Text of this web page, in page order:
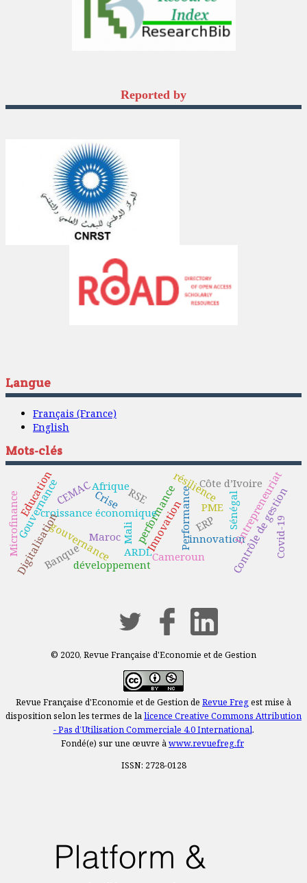
Reported by
Langue
Français (France)
English
Mots-clés
Maroc performance PME
croissance économique Performance
Mali Innovation innovation
Gouvernance
gouvernance Contrôle de gestion
Entrepreneuriat
Sénégal
ARDL
RSE
Covid-19
Cameroun
Crise
Banque
Afrique
Digitalisation
Microfinance
Côte d’Ivoire
résilience
CEMAC
Education
développement
ERP
© 2020, Revue Française d'Economie et de Gestion
Revue Française d'Economie et de Gestion de Revue Fregest mise à
disposition selon les termes de lalicence Creative Commons Attribution
- Pas d’Utilisation Commerciale 4.0 International.
Fondé(e) sur une œuvre àwww.revuefreg.fr
ISSN: 2728-0128